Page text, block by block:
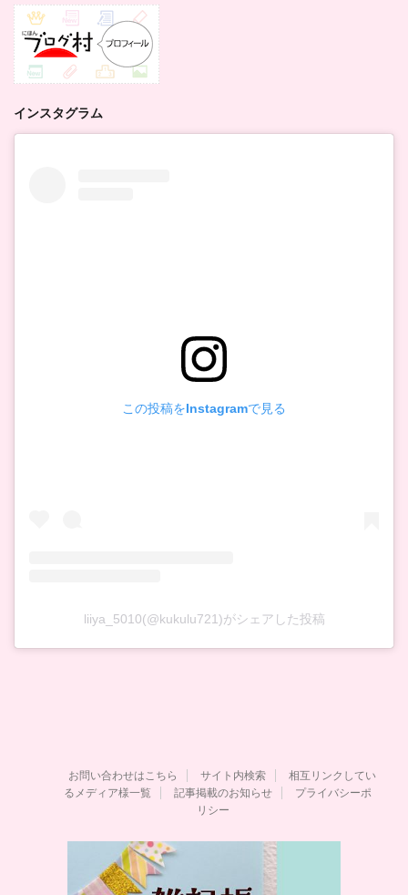
インスタグラム
この投稿をInstagramで見る
liiya_5010(@kukulu721)がシェアした投稿
お問い合わせはこちら サイト内検索
相互リンクしてい
るメディア様一覧
記事掲載のお知らせ
プライバシーポ
リシー